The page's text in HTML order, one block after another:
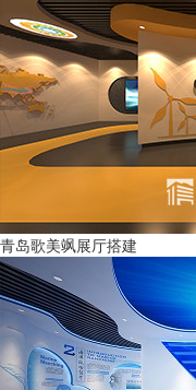
青岛歌美飒展厅搭建